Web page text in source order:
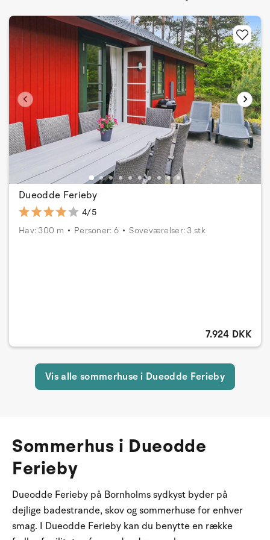
Dueodde Ferieby
4/5
Hav: 300 m
Personer: 6 Soveværelser: 3 stk
7.924 DKK
Vis alle sommerhuse i Dueodde Ferieby
Sommerhus i Dueodde
Ferieby
Dueodde Ferieby på Bornholms sydkyst byder på
dejlige badestrande, skov og sommerhuse for enhver
smag. I Dueodde Ferieby kan du benytte en række